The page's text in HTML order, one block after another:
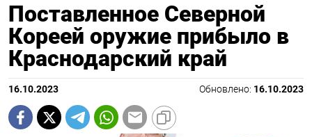
Поставленное Северной
Кореей оружие прибыло в
Краснодарский край
16.10.2023 Обновлено: 16.10.2023